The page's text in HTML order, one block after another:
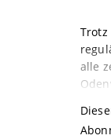
Trotz
alle